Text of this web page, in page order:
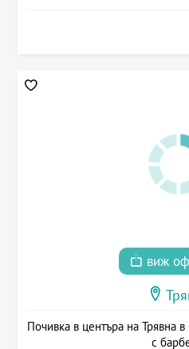
виж
Почивка в центъра на Трявна
с